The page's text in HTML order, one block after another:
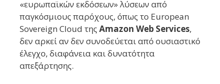
«ευρωπαϊκών εκδόσεων» λύσεων από
παγκόσμιους παρόχους, όπως το European
Sovereign Cloud της Amazon Web Services,
δεν αρκεί αν δεν συνοδεύεται από ουσιαστικό
έλεγχο, διαφάνεια και δυνατότητα
απεξάρτησης.